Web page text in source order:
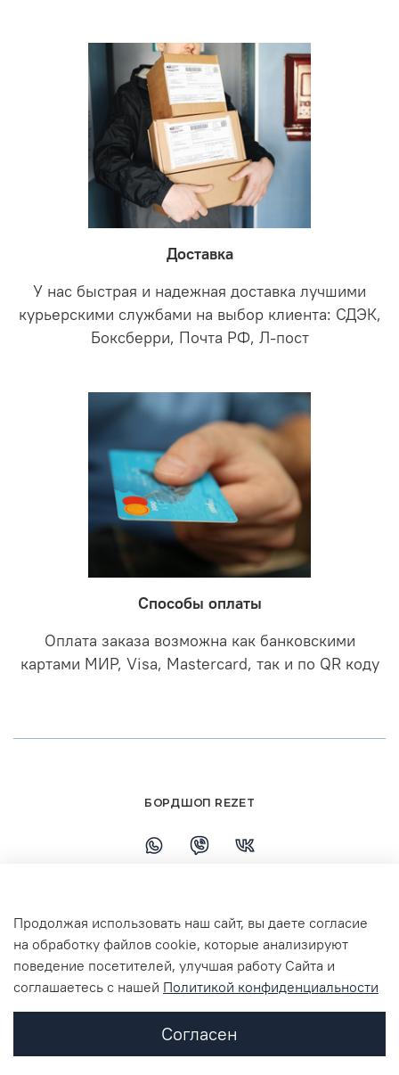
Доставка
У нас быстрая и надежная доставка лучшими
курьерскими службами на выбор клиента: СДЭК,
Боксберри, Почта РФ, Л-пост
Способы оплаты
Оплата заказа возможна как банковскими
картами МИР, Visa, Mastercard, так и по QR коду
г. Ярославль, ул. Республиканская, 7 ТЦ
Флагман 3 этаж
БОРДШОП REZET
Продолжая использовать наш сайт, вы даете согласие
на обработку файлов cookie, которые анализируют
поведение посетителей, улучшая работу Сайта и
соглашаетесь с нашей Политикой конфиденциальности
Согласен